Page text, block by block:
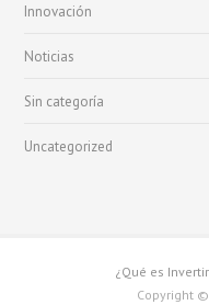
Innovación
Noticias
Sin categoría
Uncategorized
¿Qué es
Copyright